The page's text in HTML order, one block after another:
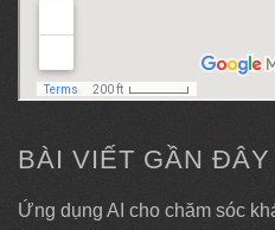
BÀI VIẾT GẦN ĐÂY
Ứng dụng AI cho chăm sóc